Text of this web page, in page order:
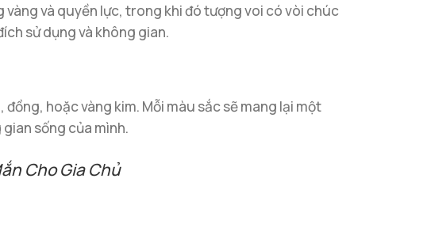
và quyền lực, trong khi đó tượng voi có vòi chúc
sử dụng và không gian.
hoặc vàng kim. Mỗi màu sắc sẽ mang lại một
sống của mình.
Cho Gia Chủ